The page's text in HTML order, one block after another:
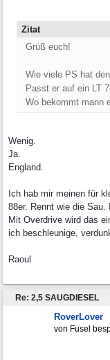
Zitat
Grüß euch!
Wie viele PS hat
Passt er auf ein LT
Wo bekommt mann
Wenig.
Ja.
England.
Ich hab mir meinen für
88er. Rennt wie die Sau.
Mit Overdrive wird das
ich beschleunige,
Raoul
Re: 2,5 SAUGDIESEL
RoverLover
von Fusel